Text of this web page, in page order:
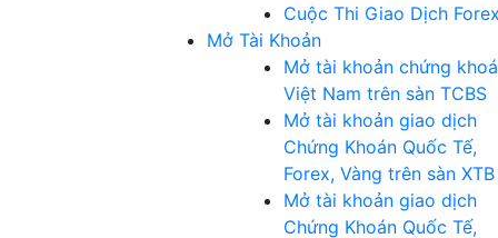
Cuộc Thi Giao Dịch Forex
Mở Tài Khoản
Mở tài khoản chứng
Việt Nam trên sàn TCBS
Mở tài khoản giao dịch
Chứng Khoán Quốc Tế,
Forex, Vàng trên sàn XTB
Mở tài khoản giao dịch
Chứng Khoán Quốc Tế,